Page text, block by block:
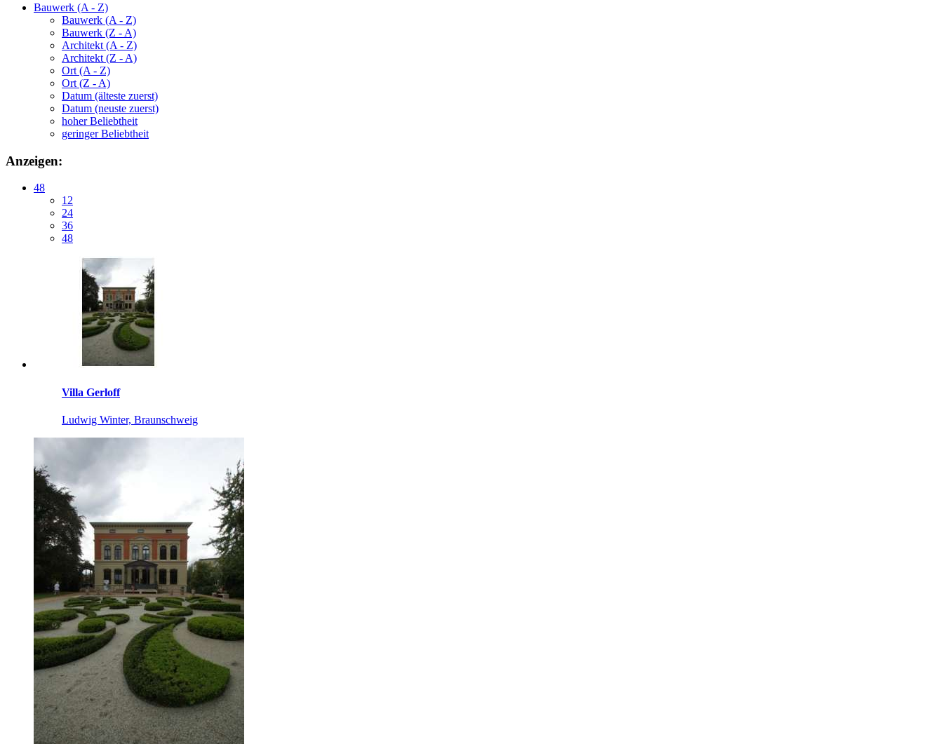
Bauwerk (A - Z)
Bauwerk (A - Z)
Bauwerk (Z - A)
Architekt (A - Z)
Architekt (Z - A)
Ort (A - Z)
Ort (Z - A)
Datum (älteste zuerst)
Datum (neuste zuerst)
hoher Beliebtheit
geringer Beliebtheit
Anzeigen:
48
12
24
36
48
Villa Gerloff
Ludwig Winter, Braunschweig